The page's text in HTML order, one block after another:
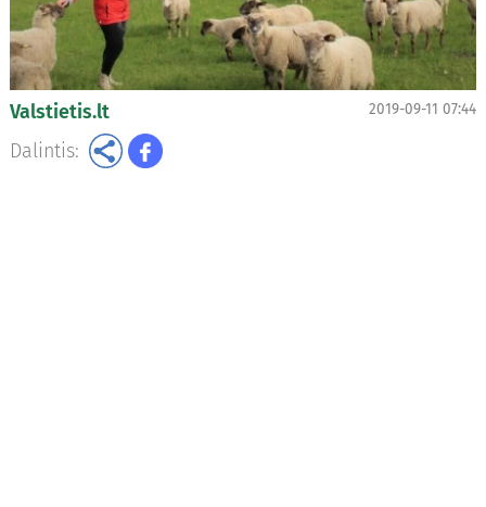
Valstietis.lt 2019-09-11 07:44
Dalintis: